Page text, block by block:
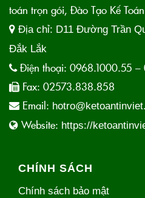
toán trọn gói, Đào Tạo Kế
Địa chỉ: D11 Đường Trần
Đắk Lắk
Điện thoại: 0968.1000.55 –
Fax: 02573.838.858
Email:
Website: https://
CHÍNH SÁCH
Chính sách bảo mật